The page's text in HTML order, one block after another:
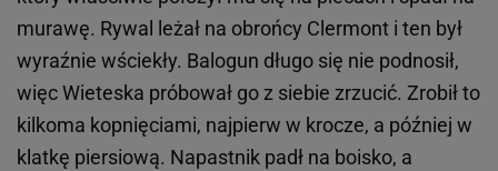
murawę. Rywal leżał na obrońcy Clermont i ten był
wyraźnie wściekły. Balogun długo się nie podnosił,
więc Wieteska próbował go z siebie zrzucić. Zrobił to
kilkoma kopnięciami, najpierw w krocze, a później w
klatkę piersiową. Napastnik padł na boisko, a